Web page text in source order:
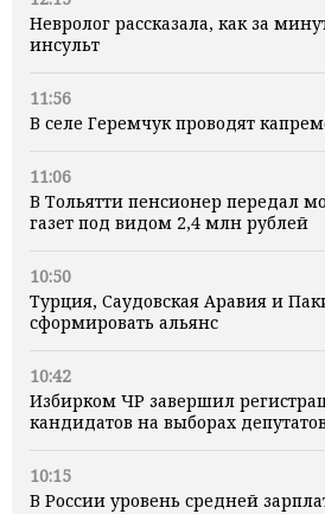
Невролог рассказала, как за
инсульт
11:56
В селе Геремчук проводят
11:06
В Тольятти пенсионер передал
газет под видом 2,4 млн рублей
10:50
Турция, Саудовская Аравия и
сформировать альянс
10:42
Избирком ЧР завершил
кандидатов на выборах
10:15
В России уровень средней